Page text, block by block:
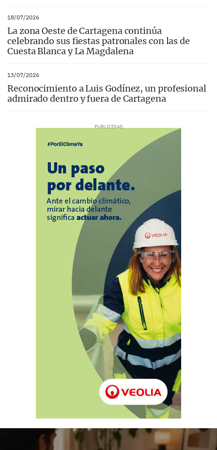
18/07/2026
La zona Oeste de Cartagena continúa
celebrando sus fiestas patronales con las de
Cuesta Blanca y La Magdalena
13/07/2026
Reconocimiento a Luis Godínez, un profesional
admirado dentro y fuera de Cartagena